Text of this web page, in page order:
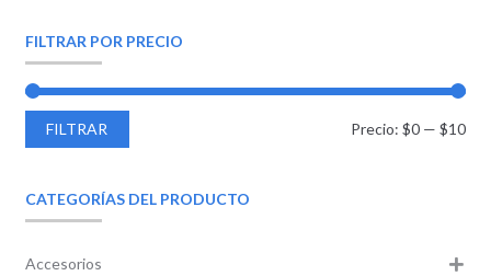
FILTRAR POR PRECIO
FILTRAR Precio:$0 —$10
CATEGORÍAS DEL PRODUCTO
Accesorios